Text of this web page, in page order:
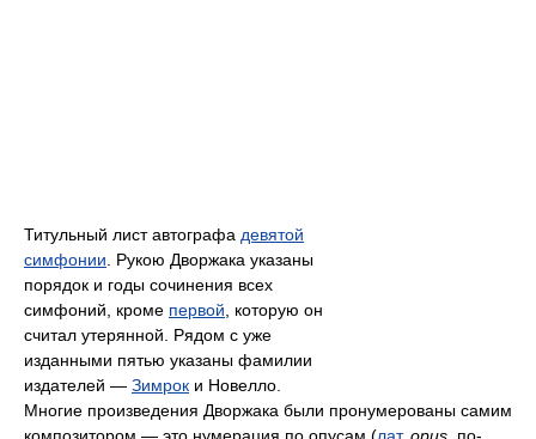
Титульный лист автографа девятой
симфонии . Рукою Дворжака указаны
порядок и годы сочинения всех
симфоний, кроме первой , которую он
считал утерянной. Рядом с уже
изданными пятью указаны фамилии
издателей — Зимрок и Новелло.
Многие произведения Дворжака были пронумерованы самим